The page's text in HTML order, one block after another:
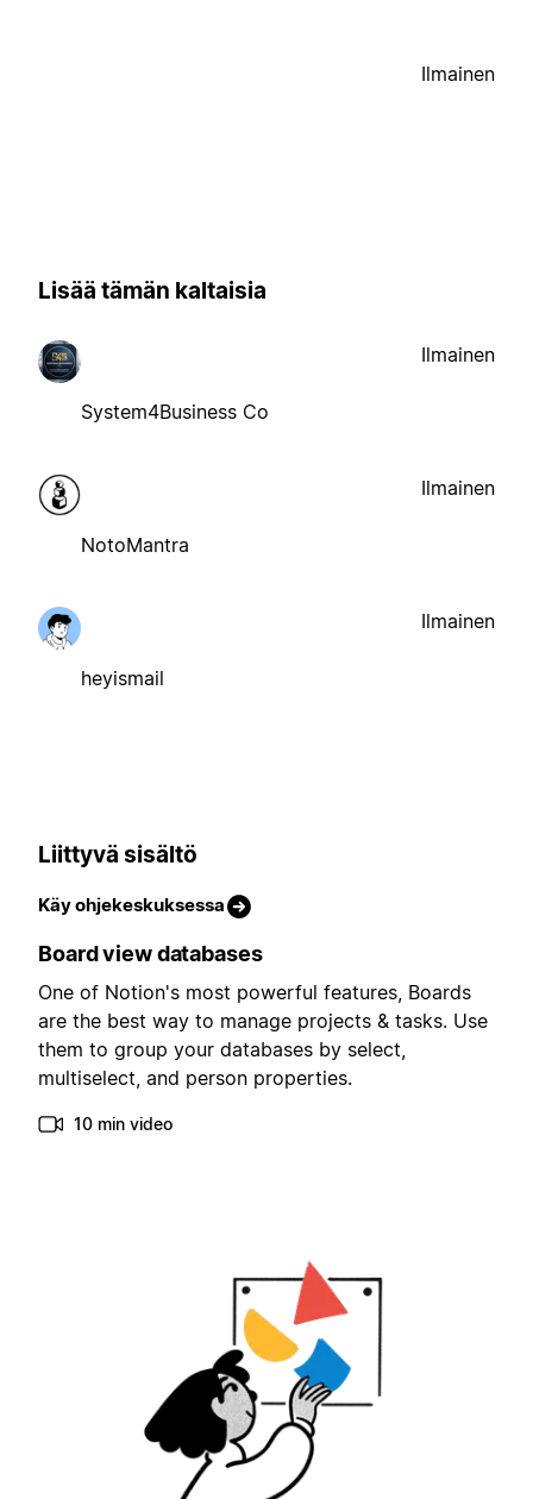
Ilmainen
Lisää tämän kaltaisia
System4Business Co
Ilmainen
NotoMantra
Ilmainen
heyismail
Ilmainen
Liittyvä sisältö
Käy ohjekeskuksessa
Board view databases
One of Notion's most powerful features, Boards
are the best way to manage projects & tasks. Use
them to group your databases by select,
multiselect, and person properties.
10 min video